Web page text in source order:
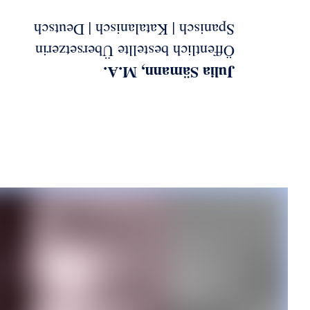
Julia Sämann, M.A.
Öffentlich bestellte Übersetzerin
Spanisch | Katalanisch | Deutsch